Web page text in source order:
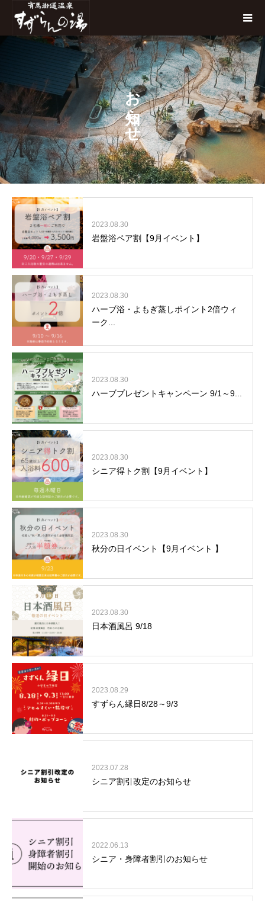
お知らせ
2023.08.30
岩盤浴ペア割【9月イベント】
2023.08.30
ハーブ浴・よもぎ蒸しポイント2倍ウィ
ーク...
2023.08.30
ハーブプレゼントキャンペーン 9/1～9...
2023.08.30
シニア得トク割【9月イベント】
2023.08.30
秋分の日イベント【9月イベント 】
2023.08.30
日本酒風呂 9/18
2023.08.29
すずらん縁日8/28～9/3
2023.07.28
シニア割引改定のお知らせ
2022.06.13
シニア・身障者割引のお知らせ